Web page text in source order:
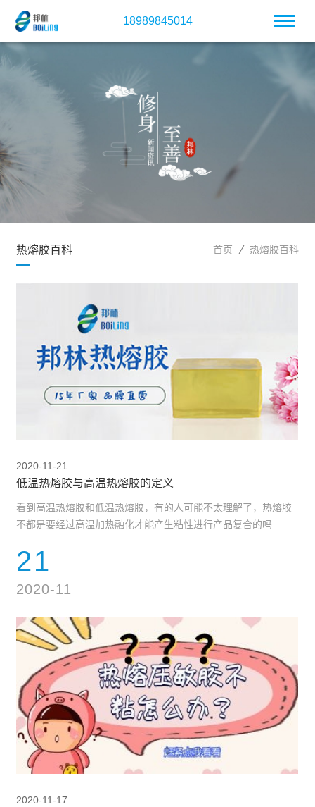
18989845014
热熔胶百科 首页 热熔胶百科
2020-11-21
低温热熔胶与高温热熔胶的定义
看到高温热熔胶和低温热熔胶，有的人可能不太理解了，热熔胶
不都是要经过高温加热融化才能产生粘性进行产品复合的吗
21
2020-11
2020-11-17